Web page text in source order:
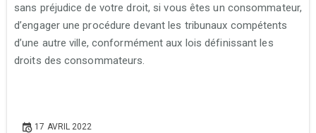
sans préjudice de votre droit, si vous êtes un consommateur,
d’engager une procédure devant les tribunaux compétents
d’une autre ville, conformément aux lois définissant les
droits des consommateurs.
17 AVRIL 2022